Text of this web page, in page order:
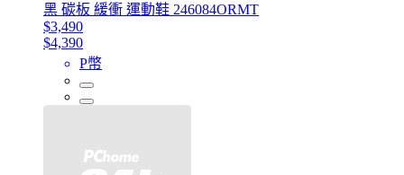
黑 碳板 緩衝 運動鞋 246084ORMT
$3,490
$4,390
P幣